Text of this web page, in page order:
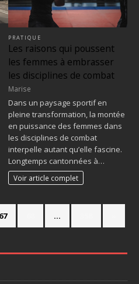
PRATIQUE
Les raisons qui poussent
les femmes à embrasser
les disciplines de combat
Marise
Dans un paysage sportif en
pleine transformation, la montée
en puissance des femmes dans
les disciplines de combat
interpelle autant qu’elle fascine.
Longtemps cantonnées à…
Voir article complet
67 …